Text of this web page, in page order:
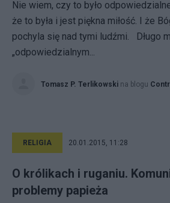
Nie wiem, czy to było
że to była i jest piękna miłość. I że
pochyla się nad tymi ludźmi. Długo
„odpowiedzialnym...
Tomasz P. Terlikowski na blogu
RELIGIA 20.01.2015, 11:28
O królikach i ruganiu.
problemy papieża